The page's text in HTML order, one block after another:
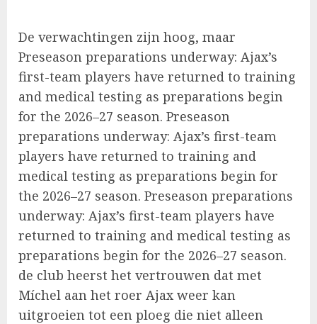
De verwachtingen zijn hoog, maar
Preseason preparations underway: Ajax’s
first-team players have returned to training
and medical testing as preparations begin
for the 2026–27 season. Preseason
preparations underway: Ajax’s first-team
players have returned to training and
medical testing as preparations begin for
the 2026–27 season. Preseason preparations
underway: Ajax’s first-team players have
returned to training and medical testing as
preparations begin for the 2026–27 season.
de club heerst het vertrouwen dat met
Míchel aan het roer Ajax weer kan
uitgroeien tot een ploeg die niet alleen